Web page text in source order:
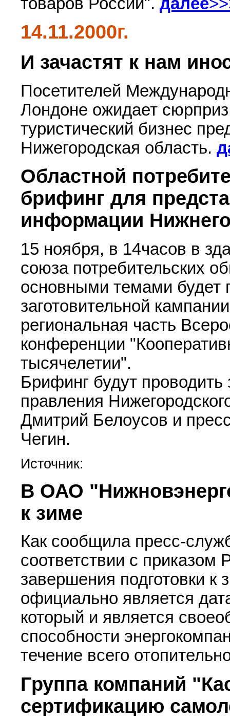
14.11.2000г.
И зачастят к нам
Посетителей
Лондоне ожидает
туристический бизнес
Нижегородская область.
Областной
брифинг для
информации
15 ноября, в 14часов в
союза потребительских
основными темами будет
заготовительной
региональная часть
конференции
тысячелетии".
Брифинг будут проводить
правления
Дмитрий Белоусов и
Чегин.
Источник:
В ОАО
к зиме
Как сообщила пресс-
соответствии с
завершения подготовки к
официально является
который и является
способности
течение всего
Группа компаний
сертификацию